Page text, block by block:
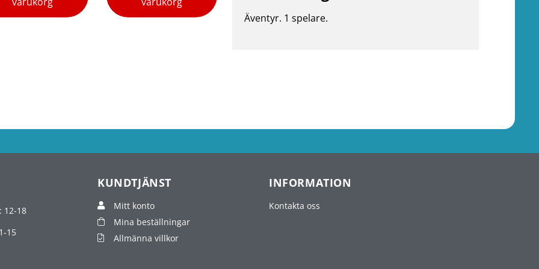
Äventyr. 1 spelare.
12-18
15
KUNDTJÄNST
Mitt konto
Mina beställningar
Allmänna villkor
INFORMATION
Kontakta oss